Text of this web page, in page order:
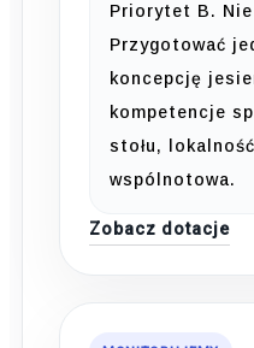
Priorytet B.
Przygotować
koncepcję
kompetencje
stołu,
wspólnotowa.
Zobacz dotacje